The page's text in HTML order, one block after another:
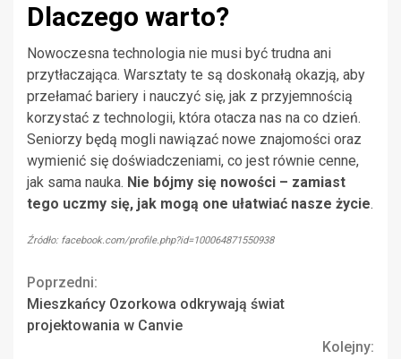
Dlaczego warto?
Nowoczesna technologia nie musi być trudna ani
przytłaczająca. Warsztaty te są doskonałą okazją, aby
przełamać bariery i nauczyć się, jak z przyjemnością
korzystać z technologii, która otacza nas na co dzień.
Seniorzy będą mogli nawiązać nowe znajomości oraz
wymienić się doświadczeniami, co jest równie cenne,
jak sama nauka. Nie bójmy się nowości – zamiast
tego uczmy się, jak mogą one ułatwiać nasze życie.
Źródło: facebook.com/profile.php?id=100064871550938
Continue
Reading
Poprzedni:
Mieszkańcy Ozorkowa odkrywają świat
projektowania w Canvie
Kolejny: